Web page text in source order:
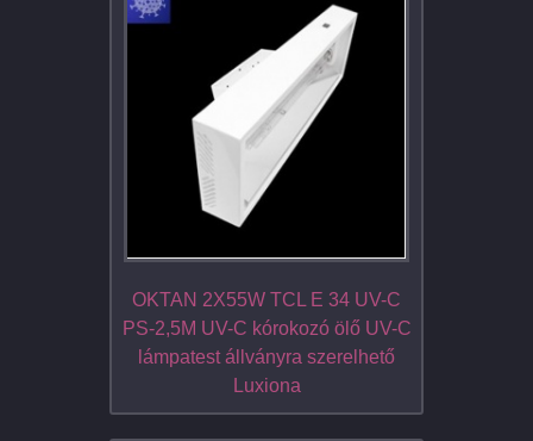
OKTAN 2X55W TCL E 34 UV-C
PS-2,5M UV-C kórokozó ölő UV-C
lámpatest állványra szerelhető
Luxiona